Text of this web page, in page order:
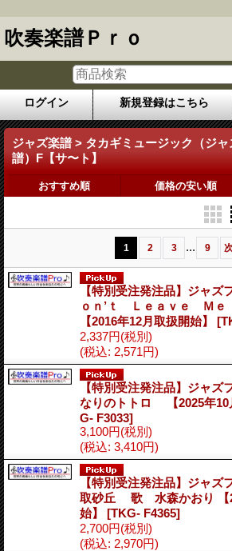
吹奏楽譜Ｐｒｏ
ログイン 新規登録はこちら
ジャズ楽譜 > タカギミュージック（ジ
譜）F【サ〜ト】
おすすめ順 価格の安い順
1 2 3 ... 9
【特別受注発注品】ジャズ
ｏｎ’ｔ Ｌｅａｖｅ
【2016年12月取扱開始】
2,337円(税別)
(税込: 2,571円)
【特別受注発注品】ジャズ
なりのトトロ 【2025年10
G- F3033]
3,100円(税別)
(税込: 3,410円)
【特別受注発注品】ジャズ
取砂丘 歌 水森かおり 【
始】 [TKG- F4365]
2,700円(税別)
(税込: 2,970円)